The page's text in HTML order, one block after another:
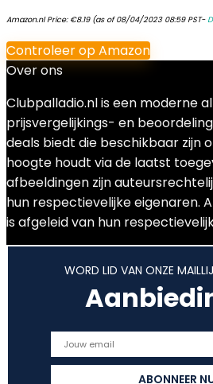
Amazon.nl Price: €8.19(as of 08/04/2023 08:59 PST-
Controleer op Amazon
Over ons
Clubpalladio.nl is een moderne
prijsvergelijkings- en
deals biedt die beschikbaar zijn
hoogte houdt via de laatst
afbeeldingen zijn
hun respectievelijke eigenaren.
is afgeleid van hun
WORD LID VAN ONZE